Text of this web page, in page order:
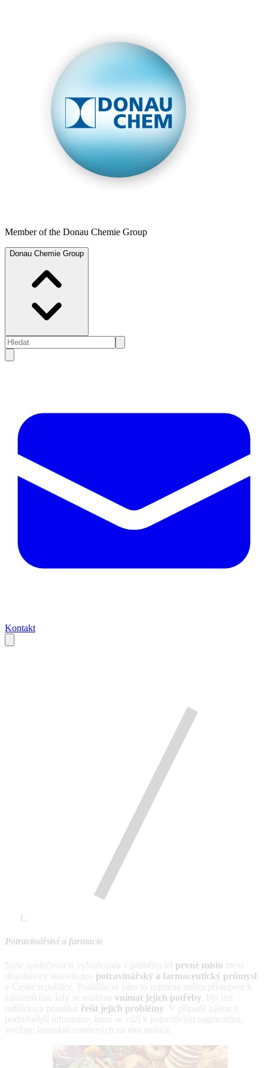
Member of the Donau Chemie Group
Donau Chemie Group
Kontakt
Potravinářství a farmacie
Naše společnost si vybudovala v průběhu let pevné místo mezi
distributory surovin pro potravinářský a farmaceutický průmysl
v České republice. Podařilo se nám to zejména našim přístupem k
zákazníkům, kdy se snažíme vnímat jejich potřeby , být jim
nablízku a pomáhat řešit jejich problémy . V případě zájmu o
podrobnější informace, které se váží k jednotlivým segmentům,
využijte kontaktů uvedených na této stránce.